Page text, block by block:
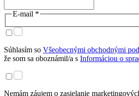
E-mail *
Súhlasím so Všeobecnými obchodnými
že som sa oboznámil/a s Informáciou o
Nemám záujem o zasielanie